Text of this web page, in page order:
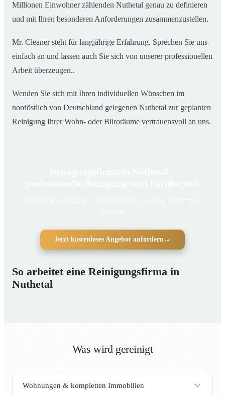
Millionen Einwohner zählenden Nuthetal genau zu definieren
und mit Ihren besonderen Anforderungen zusammenzustellen.
Mr. Cleaner steht für langjährige Erfahrung. Sprechen Sie uns
einfach an und lassen auch Sie sich von unserer professionellen
Arbeit überzeugen..
Wenden Sie sich mit Ihren individuellen Wünschen im
nordöstlich von Deutschland gelegenen Nuthetal zur geplanten
Reinigung Ihrer Wohn- oder Büroräume vertrauensvoll an uns.
Jetzt kostenloses Angebot anfordern→
So arbeitet eine Reinigungsfirma in
Nuthetal
Was wird gereinigt
Wohnungen & kompletten Immobilien